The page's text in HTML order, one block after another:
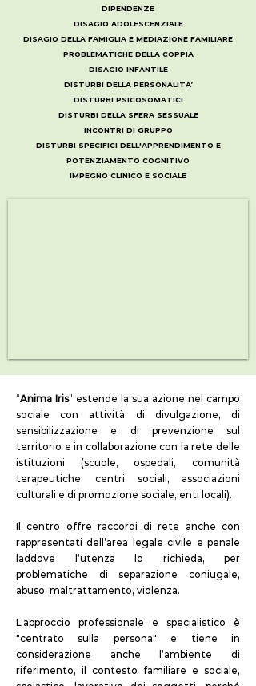
DIPENDENZE
DISAGIO ADOLESCENZIALE
DISAGIO DELLA FAMIGLIA E MEDIAZIONE FAMILIARE
PROBLEMATICHE DELLA COPPIA
DISAGIO INFANTILE
DISTURBI DELLA PERSONALITA’
DISTURBI PSICOSOMATICI
DISTURBI DELLA SFERA SESSUALE
INCONTRI DI GRUPPO
DISTURBI SPECIFICI DELL'APPRENDIMENTO E
POTENZIAMENTO COGNITIVO
IMPEGNO CLINICO E SOCIALE
“Anima Iris” estende la sua azione nel campo
sociale con attività di divulgazione, di
sensibilizzazione e di prevenzione sul
territorio e in collaborazione con la rete delle
istituzioni (scuole, ospedali, comunità
terapeutiche, centri sociali, associazioni
culturali e di promozione sociale, enti locali).
Il centro offre raccordi di rete anche con
rappresentati dell’area legale civile e penale
laddove l’utenza lo richieda, per
problematiche di separazione coniugale,
abuso, maltrattamento, violenza.
L’approccio professionale e specialistico è
"centrato sulla persona" e tiene in
considerazione anche l’ambiente di
riferimento, il contesto familiare e sociale,